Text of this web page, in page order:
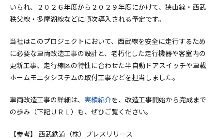
いられ、２０２６年度から２０２９年度にかけて、狭山線・西武
秩父線・多摩湖線などに順次導入される予定です。
当社はこのプロジェクトにおいて、西武線を安全に走行するため
に必要な車両改造工事の設計と、老朽化した走行機器や客室内の
更新工事、走行線区の特性に合わせた半自動ドアスイッチや車載
ホームモニタシステムの取付工事などを担当しました。
車両改造工事の詳細は、 実績紹介を、改造工事開始から完成まで
の歩み（下記ＵＲＬ）も、ぜひご覧ください。
【参考】 西武鉄道（株）プレスリリース